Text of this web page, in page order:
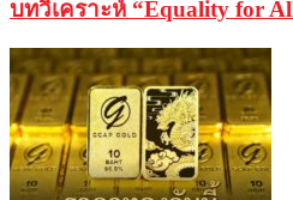
บทวิเคราะห์ “Equality for